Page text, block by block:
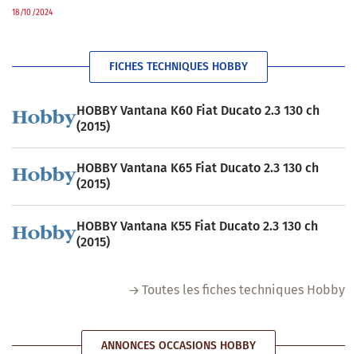
18/10/2024
FICHES TECHNIQUES HOBBY
HOBBY Vantana K60 Fiat Ducato 2.3 130 ch
(2015)
HOBBY Vantana K65 Fiat Ducato 2.3 130 ch
(2015)
HOBBY Vantana K55 Fiat Ducato 2.3 130 ch
(2015)
Toutes les fiches techniques Hobby
ANNONCES OCCASIONS HOBBY